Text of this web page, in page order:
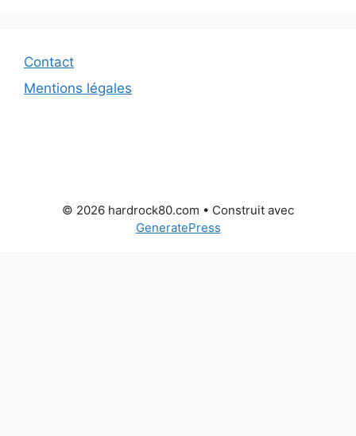
Contact
Mentions légales
© 2026 hardrock80.com • Construit avec
GeneratePress